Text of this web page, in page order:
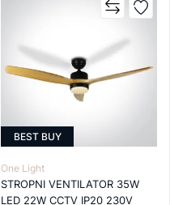
BEST BUY
One Light
STROPNI VENTILATOR 35W
LED 22W CCTV IP20 230V